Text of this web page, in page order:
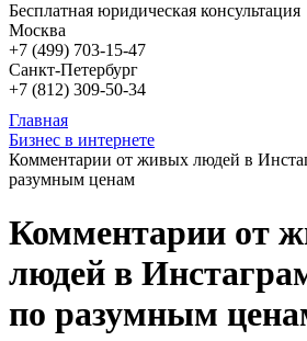
Бесплатная юридическая консультация
Москва
+7 (499) 703-15-47
Санкт-Петербург
+7 (812) 309-50-34
Главная
Бизнес в интернете
Комментарии от живых людей в
разумным ценам
Комментарии от
людей в
по разумным